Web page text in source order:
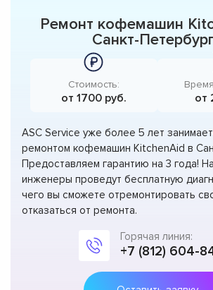
Ремонт кофемашин
Санкт-
Стоимость:
от 1700 руб. от
ASC Service уже более 5 лет
ремонтом кофемашин KitchenAid в
Предоставляем гарантию на 3 года!
инженеры проведут бесплатную
чего вы сможете отремонтировать
отказаться от ремонта.
Горячая линия:
+7 (812) 604-